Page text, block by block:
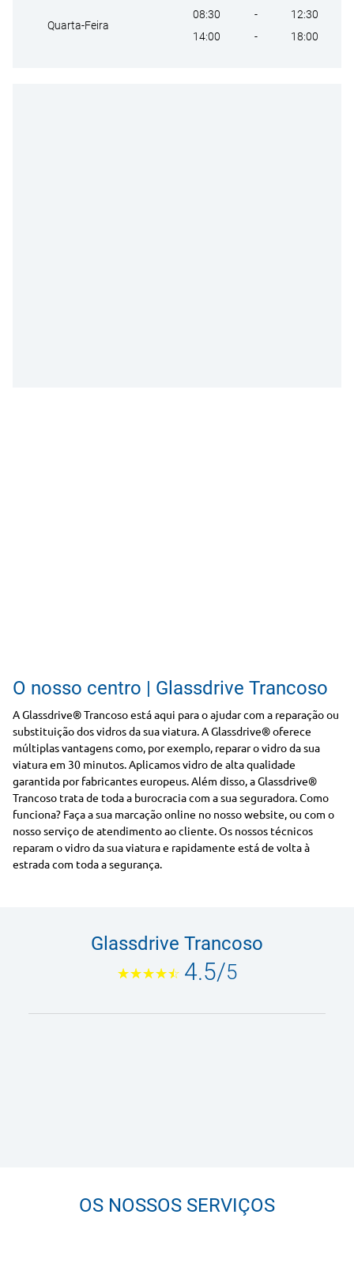
Quarta-Feira
08:30 -
12:30
14:00
- 18:00
O nosso centro | Glassdrive Trancoso
A Glassdrive® Trancoso está aqui para o ajudar com a reparação ou
substituição dos vidros da sua viatura. A Glassdrive® oferece
múltiplas vantagens como, por exemplo, reparar o vidro da sua
viatura em 30 minutos. Aplicamos vidro de alta qualidade
garantida por fabricantes europeus. Além disso, a Glassdrive®
Trancoso trata de toda a burocracia com a sua seguradora. Como
funciona? Faça a sua marcação online no nosso website, ou com o
nosso serviço de atendimento ao cliente. Os nossos técnicos
reparam o vidro da sua viatura e rapidamente está de volta à
estrada com toda a segurança.
Glassdrive Trancoso
4.5/5
OS NOSSOS SERVIÇOS